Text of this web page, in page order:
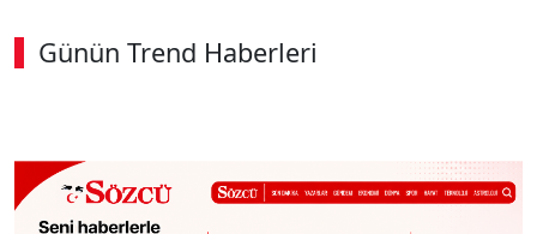
Günün Trend Haberleri
00:03 / 08:06